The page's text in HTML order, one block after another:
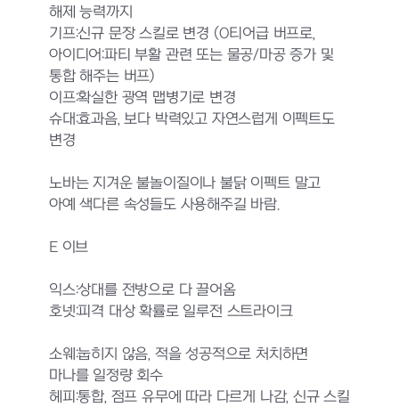
해제 능력까지
기프:신규 문장 스킬로 변경 (0티어급 버프로,
아이디어:파티 부활 관련 또는 물공/마공 증가 및
통합 해주는 버프)
이프:확실한 광역 맵병기로 변경
슈대:효과음, 보다 박력있고 자연스럽게 이펙트도
변경
노바는 지겨운 불놀이질이나 불닭 이펙트 말고
아예 색다른 속성들도 사용해주길 바람.
E 이브
익스:상대를 전방으로 다 끌어옴
호넷:피격 대상 확률로 일루전 스트라이크
소웨:눕히지 않음, 적을 성공적으로 처치하면
마나를 일정량 회수
헤피:통합, 점프 유무에 따라 다르게 나감, 신규 스킬